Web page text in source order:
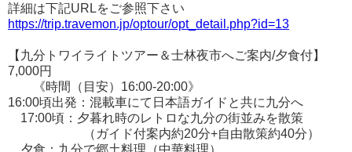
詳細は下記URLをご参照下さい
https://trip.travemon.jp/optour/opt_detail.php?id=13
【九分トワイライトツアー＆士林夜市へご案内/夕食付】
7,000円
《時間（目安）16:00-20:00》
16:00頃出発：混載車にて日本語ガイドと共に九分へ
17:00頃：夕暮れ時のレトロな九分の街並みを散策
（ガイド付案内約20分+自由散策約40分）
夕食：九分で郷土料理（中華料理）